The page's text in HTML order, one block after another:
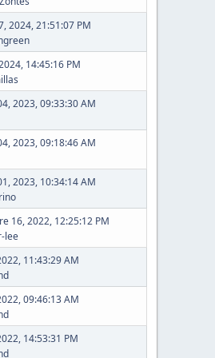
2024, 21:51:07 PM
14:45:16 PM
2023, 09:33:30 AM
2023, 09:18:46 AM
2023, 10:34:14 AM
16, 2022, 12:25:12 PM
lee
11:43:29 AM
09:46:13 AM
14:53:31 PM